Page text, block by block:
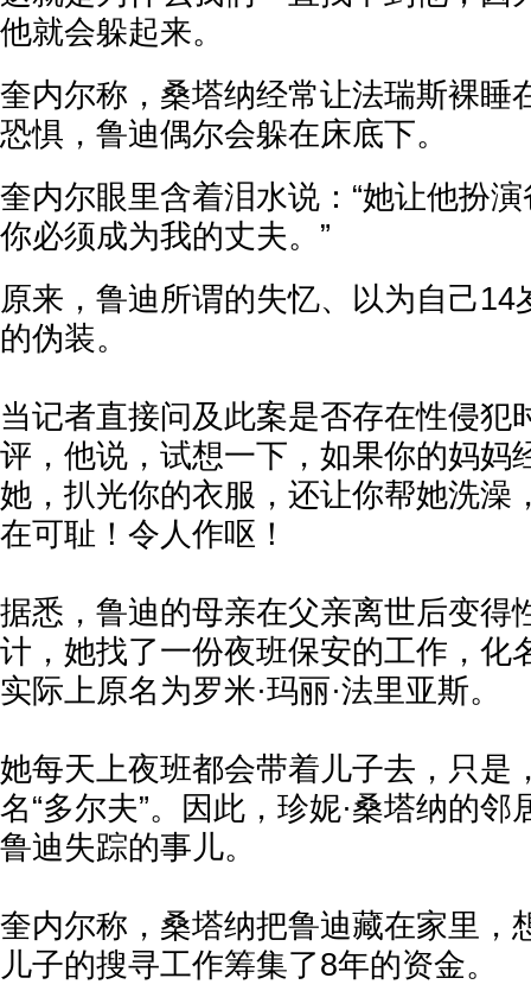
他就会躲起来。
奎内尔称，桑塔纳经常让法瑞斯裸睡
恐惧，鲁迪偶尔会躲在床底下。
奎内尔眼里含着泪水说： “她让他扮
你必须成为我的丈夫。”
原来， 鲁迪所谓的失忆、以为自己14
的伪装。
当记者直接问及此案是否存在性侵犯
评，他说，试想一下，如果你的妈妈
她，扒光你的衣服，还让你帮她洗澡
在可耻！令人作呕！
据悉，鲁迪的母亲在父亲离世后变得
计，她找了一份夜班保安的工作，化
实际上原名为罗米·玛丽·法里亚斯。
她每天上夜班都会带着儿子去，只是
名“多尔夫”。因此，珍妮·桑塔纳的
鲁迪失踪的事儿。
奎内尔称，桑塔纳把鲁迪藏在家里，
儿子的搜寻工作筹集了8年的资金。